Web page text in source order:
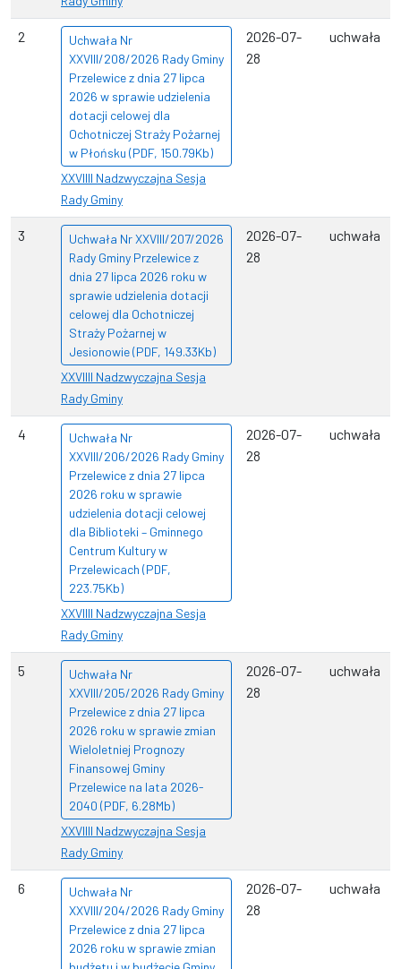
2
Uchwała Nr
XXVIII/208/2026 Rady Gminy
Przelewice z dnia 27 lipca
2026 w sprawie udzielenia
dotacji celowej dla
Ochotniczej Straży Pożarnej
w Płońsku (PDF, 150.79Kb)
XXVIIII Nadzwyczajna Sesja
Rady Gminy
2026-07-
28
uchwała
3
Uchwała Nr XXVIII/207/2026
Rady Gminy Przelewice z
dnia 27 lipca 2026 roku w
sprawie udzielenia dotacji
celowej dla Ochotniczej
Straży Pożarnej w
Jesionowie (PDF, 149.33Kb)
XXVIIII Nadzwyczajna Sesja
Rady Gminy
2026-07-
28
uchwała
4
Uchwała Nr
XXVIII/206/2026 Rady Gminy
Przelewice z dnia 27 lipca
2026 roku w sprawie
udzielenia dotacji celowej
dla Biblioteki – Gminnego
Centrum Kultury w
Przelewicach (PDF,
223.75Kb)
XXVIIII Nadzwyczajna Sesja
Rady Gminy
2026-07-
28
uchwała
5
Uchwała Nr
XXVIII/205/2026 Rady Gminy
Przelewice z dnia 27 lipca
2026 roku w sprawie zmian
Wieloletniej Prognozy
Finansowej Gminy
Przelewice na lata 2026-
2040 (PDF, 6.28Mb)
XXVIIII Nadzwyczajna Sesja
Rady Gminy
2026-07-
28
uchwała
6
Uchwała Nr
XXVIII/204/2026 Rady Gminy
Przelewice z dnia 27 lipca
2026 roku w sprawie zmian
2026-07-
28
uchwała